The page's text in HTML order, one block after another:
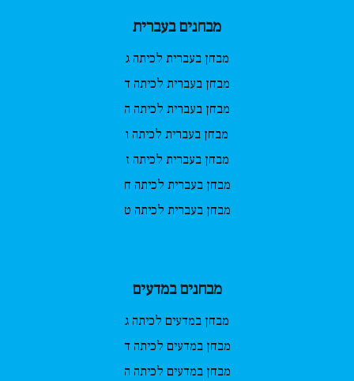
מבחנים בעברית
מבחן בעברית לכיתה ג
מבחן בעברית לכיתה ד
מבחן בעברית לכיתה ה
מבחן בעברית לכיתה ו
מבחן בעברית לכיתה ז
מבחן בעברית לכיתה ח
מבחן בעברית לכיתה ט
מבחנים במדעים
מבחן במדעים לכיתה ג
מבחן במדעים לכיתה ד
מבחן במדעים לכיתה ה